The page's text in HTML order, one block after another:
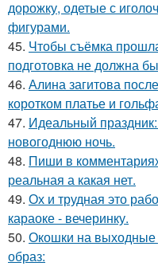
дорожку, одетые с
фигурами.
45. Чтобы съёмка
подготовка не должна
46. Алина загитова
коротком платье и
47. Идеальный
новогоднюю ночь.
48. Пиши в
реальная а какая нет.
49. Ох и трудная это
караоке - вечеринку.
50. Окошки на выходные
образ: